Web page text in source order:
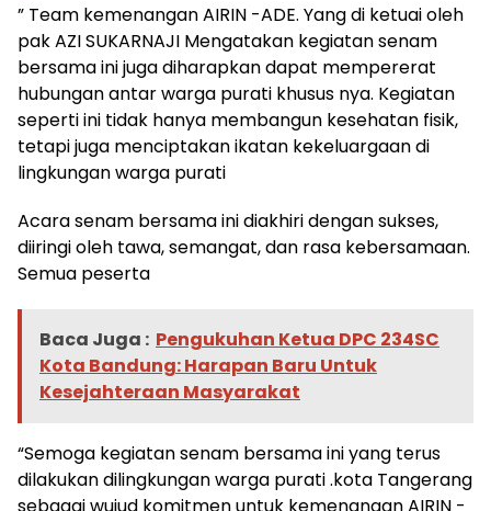
” Team kemenangan AIRIN -ADE. Yang di ketuai oleh
pak AZI SUKARNAJI Mengatakan kegiatan senam
bersama ini juga diharapkan dapat mempererat
hubungan antar warga purati khusus nya. Kegiatan
seperti ini tidak hanya membangun kesehatan fisik,
tetapi juga menciptakan ikatan kekeluargaan di
lingkungan warga purati
Acara senam bersama ini diakhiri dengan sukses,
diiringi oleh tawa, semangat, dan rasa kebersamaan.
Semua peserta
Baca Juga : Pengukuhan Ketua DPC 234SC
Kota Bandung: Harapan Baru Untuk
Kesejahteraan Masyarakat
“Semoga kegiatan senam bersama ini yang terus
dilakukan dilingkungan warga purati .kota Tangerang
sebagai wujud komitmen untuk kemenangan AIRIN -